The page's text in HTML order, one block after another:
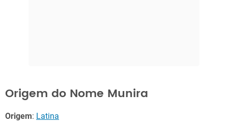
Origem do Nome Munira
Origem: Latina